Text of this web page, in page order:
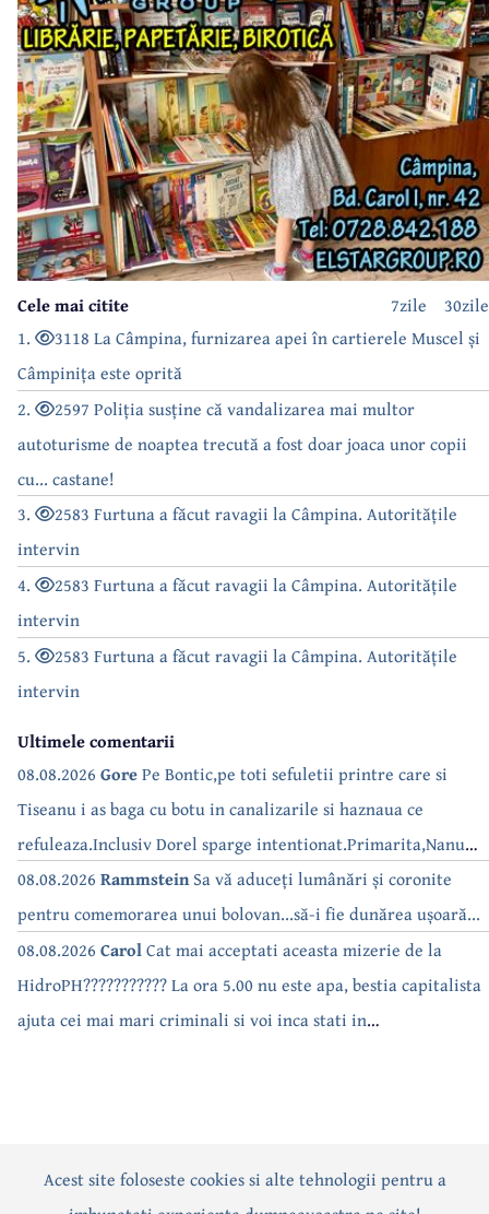
30zile
7zile
Cele mai citite
1.
3118 La Câmpina, furnizarea apei în cartierele Muscel și
Câmpinița este oprită
2.
2597 Poliția susține că vandalizarea mai multor
autoturisme de noaptea trecută a fost doar joaca unor copii
cu... castane!
3.
2583 Furtuna a făcut ravagii la Câmpina. Autoritățile
intervin
4.
2583 Furtuna a făcut ravagii la Câmpina. Autoritățile
intervin
5.
2583 Furtuna a făcut ravagii la Câmpina. Autoritățile
intervin
Ultimele comentarii
08.08.2026 GorePe Bontic,pe toti sefuletii printre care si
Tiseanu i as baga cu botu in canalizarile si haznaua ce
refuleaza.Inclusiv Dorel sparge intentionat.Primarita,Nanu
bea apa de la robinet.Asta as intreba o si pe Izabel Mitrea
08.08.2026 RammsteinSa vă aduceți lumânări și coronite
pentru comemorarea unui bolovan...să-i fie dunărea ușoară...
08.08.2026 CarolCat mai acceptati aceasta mizerie de la
HidroPH??????????? La ora 5.00 nu este apa, bestia capitalista
ajuta cei mai mari criminali si voi inca stati in
Acest site foloseste cookies si alte tehnologii pentru a